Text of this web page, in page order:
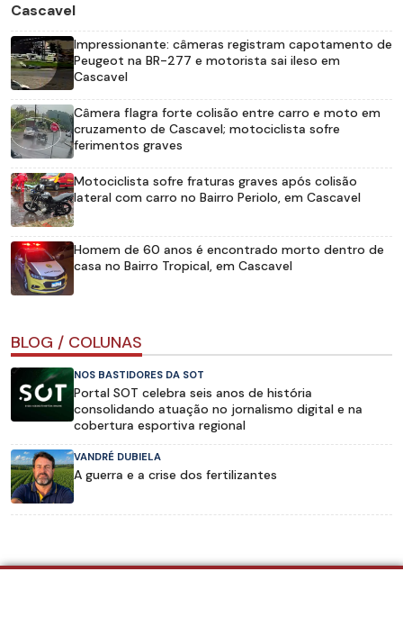
Cascavel
Impressionante: câmeras registram capotamento de
Peugeot na BR-277 e motorista sai ileso em
Cascavel
Câmera flagra forte colisão entre carro e moto em
cruzamento de Cascavel; motociclista sofre
ferimentos graves
Motociclista sofre fraturas graves após colisão
lateral com carro no Bairro Periolo, em Cascavel
Homem de 60 anos é encontrado morto dentro de
casa no Bairro Tropical, em Cascavel
BLOG / COLUNAS
NOS BASTIDORES DA SOT
Portal SOT celebra seis anos de história
consolidando atuação no jornalismo digital e na
cobertura esportiva regional
VANDRÉ DUBIELA
A guerra e a crise dos fertilizantes